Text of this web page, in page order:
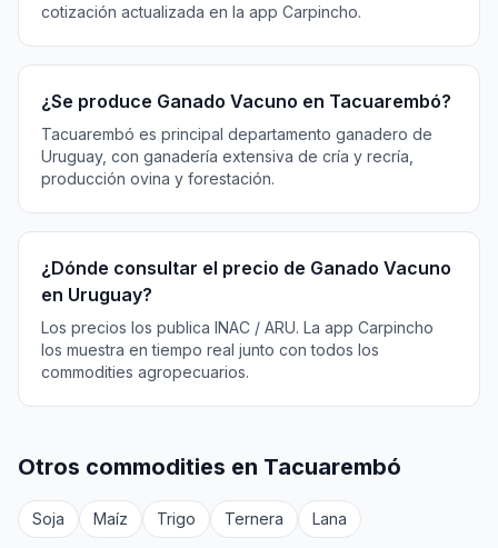
cotización actualizada en la app Carpincho.
¿Se produce Ganado Vacuno en Tacuarembó?
Tacuarembó es principal departamento ganadero de
Uruguay, con ganadería extensiva de cría y recría,
producción ovina y forestación.
¿Dónde consultar el precio de Ganado Vacuno
en Uruguay?
Los precios los publica INAC / ARU. La app Carpincho
los muestra en tiempo real junto con todos los
commodities agropecuarios.
Otros commodities en Tacuarembó
Soja Maíz Trigo Ternera Lana